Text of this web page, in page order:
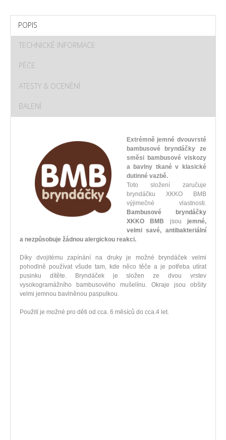
POPIS
TECHNICKÉ INFORMACE
PÉČE
ATESTY & OCENĚNÍ
BALENÍ
Extrémně jemné dvouvrsté
bambusové bryndáčky ze
směsi bambusové viskozy
a bavlny tkané v klasické
dutinné vazbě.
Toto složení zaručuje
bryndáčku XKKO BMB
výjimečné vlastnosti.
Bambusové bryndáčky
XKKO BMB jsou jemné,
velmi savé, antibakteriální
a nezpůsobuje žádnou alergickou reakci.
Díky dvojitému zapínání na druky je možné bryndáček velmi
pohodlně používat všude tam, kde něco těče a je potřeba utírat
pusinku dítěte. Bryndáček je složen ze dvou vrstev
vysokogramážního bambusového mušelínu. Okraje jsou obšity
velmi jemnou bavlněnou paspulkou.
Použití je možné pro děti od cca. 6 měsíců do cca.4 let.